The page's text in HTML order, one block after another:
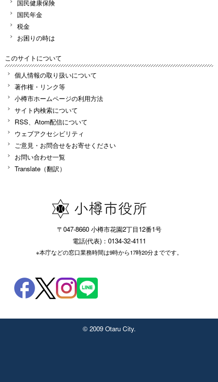
国民健康保険
国民年金
税金
お困りの時は
このサイトについて
個人情報の取り扱いについて
著作権・リンク等
小樽市ホームページの利用方法
サイト内検索について
RSS、Atom配信について
ウェブアクセシビリティ
ご意見・お問合せをお寄せください
お問い合わせ一覧
Translate（翻訳）
〒047-8660 小樽市花園2丁目12番1号
電話(代表)：0134-32-4111
※本庁などの窓口業務時間は9時から17時20分までです。
© 2009 Otaru City.